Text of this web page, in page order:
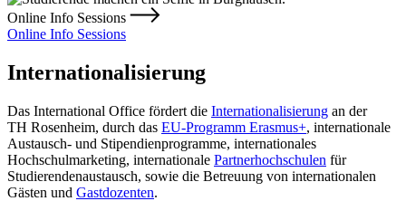
Online Info Sessions
Online Info Sessions
Internationalisierung
Das International Office fördert die Internationalisierung an der
TH Rosenheim, durch das EU-Programm Erasmus+, internationale
Austausch- und Stipendienprogramme, internationales
Hochschulmarketing, internationale Partnerhochschulen für
Studierendenaustausch, sowie die Betreuung von internationalen
Gästen und Gastdozenten.